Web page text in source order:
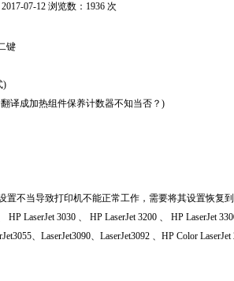
07-12 浏览数：1936 次
键
)
译成加热组件保养计数器不知当否？ )
不当导致打印机不能正常工作，需要将其设置恢复
HP LaserJet 3030 、 HP LaserJet 3200 、 HP LaserJet
、 LaserJet3090、 LaserJet3092 、 HP Color LaserJet